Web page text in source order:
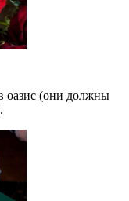
оазис (они должны